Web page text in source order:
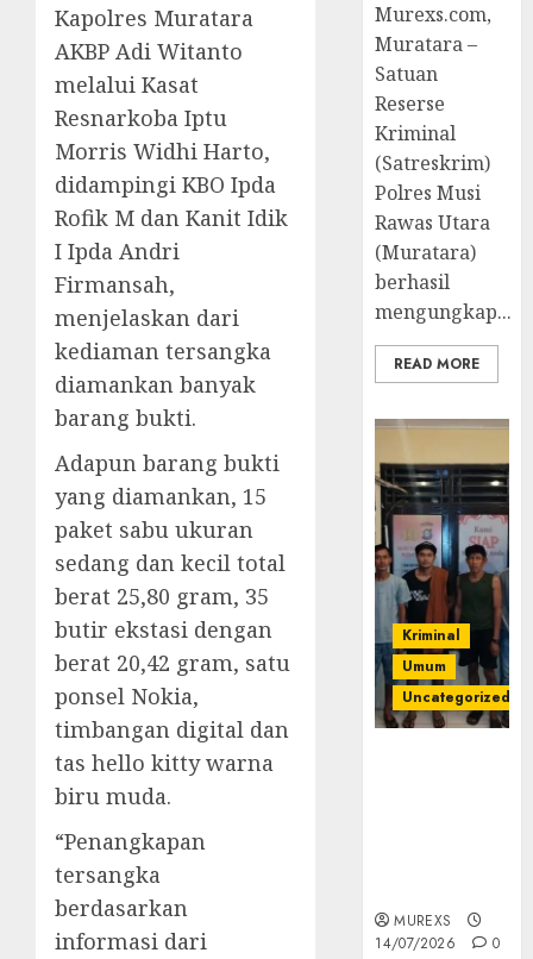
Kapolres Muratara
AKBP Adi Witanto
melalui Kasat
Resnarkoba Iptu
Morris Widhi Harto,
didampingi KBO Ipda
Rofik M dan Kanit Idik
I Ipda Andri
Firmansah,
menjelaskan dari
kediaman tersangka
diamankan banyak
barang bukti.
Adapun barang bukti
yang diamankan, 15
paket sabu ukuran
sedang dan kecil total
berat 25,80 gram, 35
butir ekstasi dengan
berat 20,42 gram, satu
ponsel Nokia,
timbangan digital dan
tas hello kitty warna
biru muda.
“Penangkapan
tersangka
berdasarkan
informasi dari
Murexs.com,
Muratara –
Satuan
Reserse
Kriminal
(Satreskrim)
Polres Musi
Rawas Utara
(Muratara)
berhasil
mengungkap...
READ MORE
Kriminal
Umum
Uncategorized
MUREXS
14/07/2026
0